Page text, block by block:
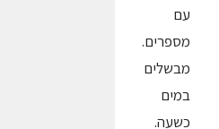
עם
מספרים.
מבשלים
במים
כשעה.